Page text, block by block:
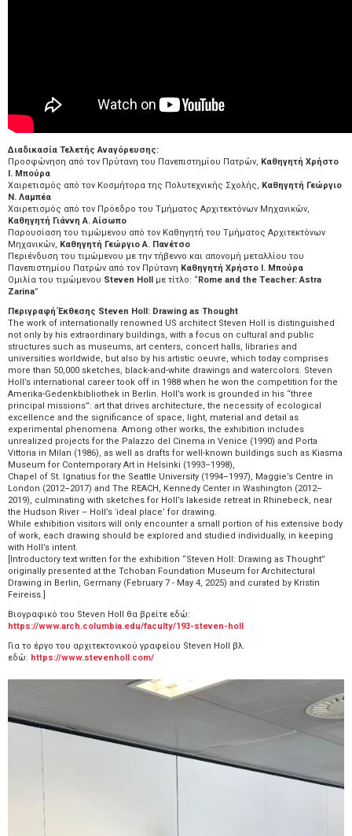
Διαδικασία Τελετής Αναγόρευσης:
Προσφώνηση από τον Πρύτανη του Πανεπιστημίου Πατρών, Καθηγητή Χρήστο
Ι. Μπούρα
Χαιρετισμός από τον Κοσμήτορα της Πολυτεχνικής Σχολής, Καθηγητή Γεώργιο
Ν. Λαμπέα
Χαιρετισμός από τον Πρόεδρο του Τμήματος Αρχιτεκτόνων Μηχανικών,
Καθηγητή Γιάννη Α. Αίσωπο
Παρουσίαση του τιμώμενου από τον Καθηγητή του Τμήματος Αρχιτεκτόνων
Μηχανικών, Καθηγητή Γεώργιο Α. Πανέτσο
Περιένδυση του τιμώμενου με την τήβεννο και απονομή μεταλλίου του
Πανεπιστημίου Πατρών από τον Πρύτανη Καθηγητή Χρήστο Ι. Μπούρα
Ομιλία του τιμώμενου Steven Holl με τίτλο: “Rome and the Teacher: Astra
Zarina”
Περιγραφή Έκθεσης Steven Holl: Drawing as Thought
The work of internationally renowned US architect Steven Holl is distinguished
not only by his extraordinary buildings, with a focus on cultural and public
structures such as museums, art centers, concert halls, libraries and
universities worldwide, but also by his artistic oeuvre, which today comprises
more than 50,000 sketches, black-and-white drawings and watercolors. Steven
Holl’s international career took off in 1988 when he won the competition for the
Amerika-Gedenkbibliothek in Berlin. Holl’s work is grounded in his “three
principal missions”: art that drives architecture, the necessity of ecological
excellence and the significance of space, light, material and detail as
experimental phenomena. Among other works, the exhibition includes
unrealized projects for the Palazzo del Cinema in Venice (1990) and Porta
Vittoria in Milan (1986), as well as drafts for well-known buildings such as Kiasma
Museum for Contemporary Art in Helsinki (1993–1998),
Chapel of St. Ignatius for the Seattle University (1994–1997), Maggie’s Centre in
London (2012–2017) and The REACH, Kennedy Center in Washington (2012–
2019), culminating with sketches for Holl’s lakeside retreat in Rhinebeck, near
the Hudson River – Holl’s ʻideal placeʼ for drawing.
While exhibition visitors will only encounter a small portion of his extensive body
of work, each drawing should be explored and studied individually, in keeping
with Holl’s intent.
[Introductory text written for the exhibition “Steven Holl: Drawing as Thought”
originally presented at the Tchoban Foundation Museum for Architectural
Drawing in Berlin, Germany (February 7 - May 4, 2025) and curated by Kristin
Feireiss.]
Βιογραφικό του Steven Holl θα βρείτε εδώ:
https://www.arch.columbia.edu/faculty/193-steven-holl
Για το έργο του αρχιτεκτονικού γραφείου Steven Holl βλ.
εδώ: https://www.stevenholl.com/